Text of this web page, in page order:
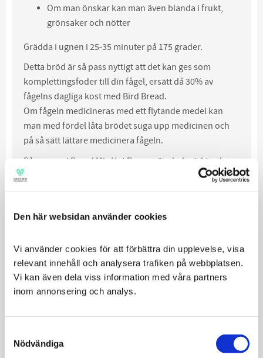
Den här websidan använder cookies
Vi använder cookies för att förbättra din upplevelse, visa
relevant innehåll och analysera trafiken på webbplatsen.
Vi kan även dela viss information med våra partners
inom annonsering och analys.
Selection
Nödvändiga
Om man önskar kan man även blanda i frukt,
grönsaker och nötter
Grädda i ugnen i 25-35 minuter på 175 grader.
Detta bröd är så pass nyttigt att det kan ges som
komplettingsfoder till din fågel, ersätt då 30% av
fågelns dagliga kost med Bird Bread.
Om fågeln medicineras med ett flytande medel kan
man med fördel låta brödet suga upp medicinen och
på så sätt lättare medicinera fågeln.
Råvarorna i Bread Mix Hot Pepper är ekologiskt och
egenodlat på Harrison's odlingar och är därför
garanterat fria från besprutningsmedel, helt utan
smakämnen. Den goda brödmixen är även testat för att
255 g.
Relaterade produkter